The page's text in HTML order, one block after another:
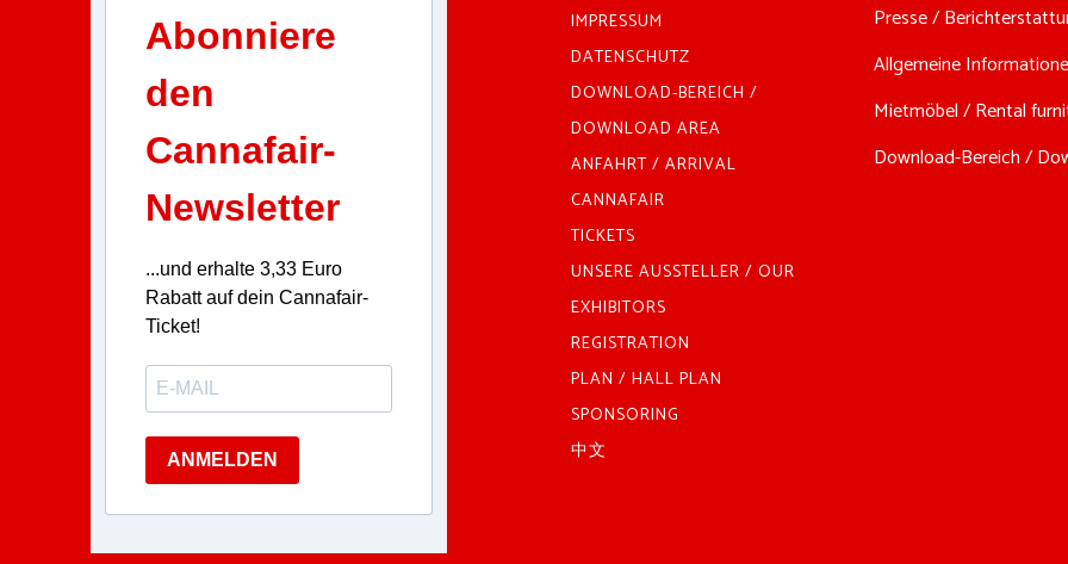
Abonniere
den
Cannafair-
Newsletter
...und erhalte 3,33 Euro
Rabatt auf dein Cannafair-
Ticket!
ANMELDEN
IMPRESSUM
DATENSCHUTZ
DOWNLOAD-BEREICH /
DOWNLOAD AREA
ANFAHRT / ARRIVAL
CANNAFAIR
TICKETS
UNSERE AUSSTELLER / OUR
EXHIBITORS
REGISTRATION
PLAN / HALL PLAN
SPONSORING
中文
Presse /
Allgemeine
Mietmöbel / Rental
Download-Bereich /